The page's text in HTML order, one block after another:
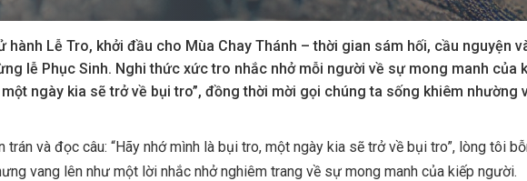
hành Lễ Tro, khởi đầu cho Mùa Chay Thánh – thời gian sám hối, cầu nguyện
lễ Phục Sinh. Nghi thức xức tro nhắc nhở mỗi người về sự mong manh của
ngày kia sẽ trở về bụi tro”, đồng thời mời gọi chúng ta sống khiêm nhường
trán và đọc câu: “Hãy nhớ mình là bụi tro, một ngày kia sẽ trở về bụi tro”, lòng tôi
vang lên như một lời nhắc nhở nghiêm trang về sự mong manh của kiếp người.